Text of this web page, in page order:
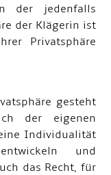
der jedenfalls
der Klägerin ist
Privatsphäre
gesteht
der eigenen
Individualität
und
das Recht, für